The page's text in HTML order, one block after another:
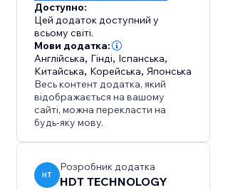
Доступно:
Цей додаток доступний у
всьому світі.
Мови додатка:
Англійська, Гінді, Іспанська,
Китайська, Корейська,Японська
Весь контент додатка, який
відображається на вашому
сайті, можна перекласти на
будь-яку мову.
HT
Розробник додатка
HDT TECHNOLOGY